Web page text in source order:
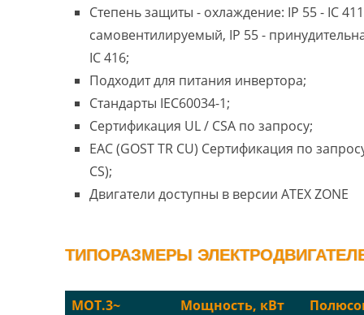
Степень защиты - охлаждение: IP 55 - IC 411
самовентилируемый, IP 55 -
IC 416;
Подходит для питания инвертора;
Стандарты IEC60034-1;
Сертификация UL / CSA по запросу;
EAC (GOST TR CU) Сертификация по
CS);
Двигатели доступны в версии ATEX ZONE
ТИПОРАЗМЕРЫ
MOT.3~ Мощность, кВт